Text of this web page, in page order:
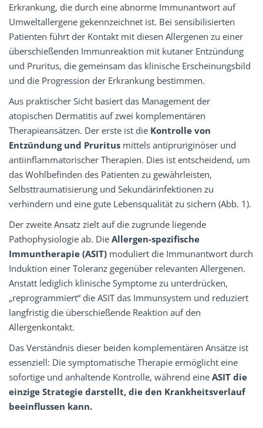
Erkrankung, die durch eine abnorme Immunantwort auf
Umweltallergene gekennzeichnet ist. Bei sensibilisierten
Patienten führt der Kontakt mit diesen Allergenen zu einer
überschießenden Immunreaktion mit kutaner Entzündung
und Pruritus, die gemeinsam das klinische Erscheinungsbild
und die Progression der Erkrankung bestimmen.
Aus praktischer Sicht basiert das Management der
atopischen Dermatitis auf zwei komplementären
Therapieansätzen. Der erste ist die Kontrolle von
Entzündung und Pruritus mittels antipruriginöser und
antiinflammatorischer Therapien. Dies ist entscheidend, um
das Wohlbefinden des Patienten zu gewährleisten,
Selbsttraumatisierung und Sekundärinfektionen zu
verhindern und eine gute Lebensqualität zu sichern (Abb. 1).
Der zweite Ansatz zielt auf die zugrunde liegende
Pathophysiologie ab. Die Allergen-spezifische
Immuntherapie (ASIT) moduliert die Immunantwort durch
Induktion einer Toleranz gegenüber relevanten Allergenen.
Anstatt lediglich klinische Symptome zu unterdrücken,
„reprogrammiert“ die ASIT das Immunsystem und reduziert
langfristig die überschießende Reaktion auf den
Allergenkontakt.
Das Verständnis dieser beiden komplementären Ansätze ist
essenziell: Die symptomatische Therapie ermöglicht eine
sofortige und anhaltende Kontrolle, während eine ASIT die
einzige Strategie darstellt, die den Krankheitsverlauf
beeinflussen kann.